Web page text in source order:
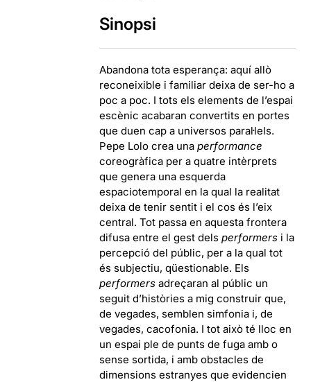
Sinopsi
Abandona tota esperança: aquí allò
reconeixible i familiar deixa de ser-ho a
poc a poc. I tots els elements de l’espai
escènic acabaran convertits en portes
que duen cap a universos paral·lels.
Pepe Lolo crea unaperformance
coreogràfica per a quatre intèrprets
que genera una esquerda
espaciotemporal en la qual la realitat
deixa de tenir sentit i el cos és l’eix
central. Tot passa en aquesta frontera
difusa entre el gest delsperformers i la
percepció del públic, per a la qual tot
és subjectiu, qüestionable. Els
performers adreçaran al públic un
seguit d’històries a mig construir que,
de vegades, semblen simfonia i, de
vegades, cacofonia. I tot això té lloc en
un espai ple de punts de fuga amb o
sense sortida, i amb obstacles de
dimensions estranyes que evidencien